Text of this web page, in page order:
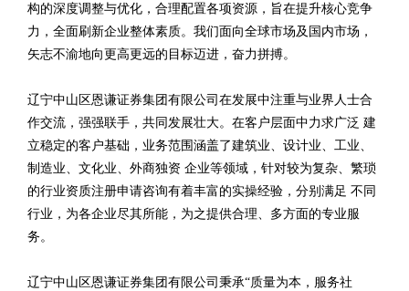
构的深度调整与优化，合理配置各项资源，旨在提升核心竞争
力，全面刷新企业整体素质。我们面向全球市场及国内市场，
矢志不渝地向更高更远的目标迈进，奋力拼搏。
辽宁中山区恩谦证券集团有限公司在发展中注重与业界人士合
作交流，强强联手，共同发展壮大。在客户层面中力求广泛 建
立稳定的客户基础，业务范围涵盖了建筑业、设计业、工业、
制造业、文化业、外商独资 企业等领域，针对较为复杂、繁琐
的行业资质注册申请咨询有着丰富的实操经验，分别满足 不同
行业，为各企业尽其所能，为之提供合理、多方面的专业服
务。
辽宁中山区恩谦证券集团有限公司秉承“质量为本，服务社